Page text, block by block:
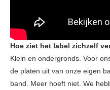
Hoe ziet het label zichzelf
Klein en ondergronds. Voor
de platen uit van onze eigen
band. Meer hoeft niet. We